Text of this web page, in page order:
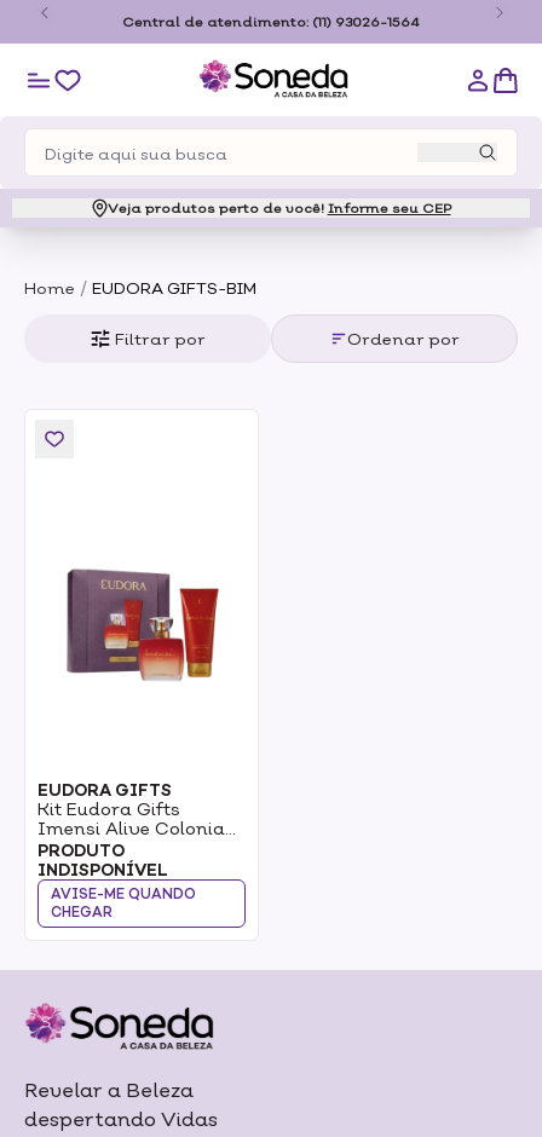
Central de atendimento: (11) 93026-1564
Veja produtos perto de você! Informe seu CEP
Home / EUDORA GIFTS-BIM
Filtrar por Ordenar por
EUDORA GIFTS
Kit Eudora Gifts
Imensi Alive Colonia
100ml + Loção
Corporal 100ml 1un
PRODUTO
INDISPONÍVEL
AVISE-ME QUANDO
CHEGAR
Revelar a Beleza
despertando Vidas